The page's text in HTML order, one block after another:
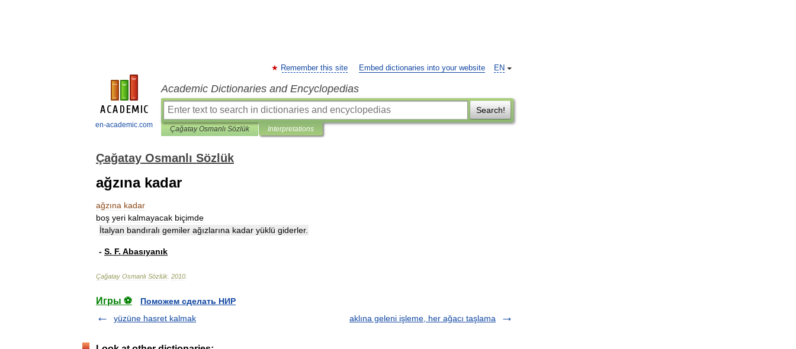
en-academic.com
EN
Remember this site Embed dictionaries into your website
Academic Dictionaries and Encyclopedias
Search!
Çağatay Osmanlı Sözlük Interpretations
Çağatay Osmanlı Sözlük
ağzına kadar
ağzına kadar
boş yeri kalmayacak biçimde
İtalyan bandıralı gemiler ağızlarına kadar yüklü giderler.
- S. F. Abasıyanık
Çağatay Osmanlı Sözlük 2010
Игры ⚽
Поможем сделать НИР
yüzüne hasret kalmak
aklına geleni işleme, her ağacı taşlama